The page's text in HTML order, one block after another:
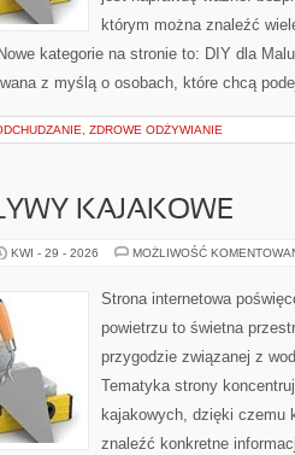
którym można znaleźć
kategorie na stronie to: DIY dla
z myślą o osobach, które chcą
ZDROWE ODŻYWIANIE
KAJAKOWE
KWI - 29 - 2026 MOŻLIWOŚĆ
Strona internetowa
powietrzu to świetna
przygodzie związanej z
Tematyka strony
kajakowych, dzięki czemu
znaleźć konkretne